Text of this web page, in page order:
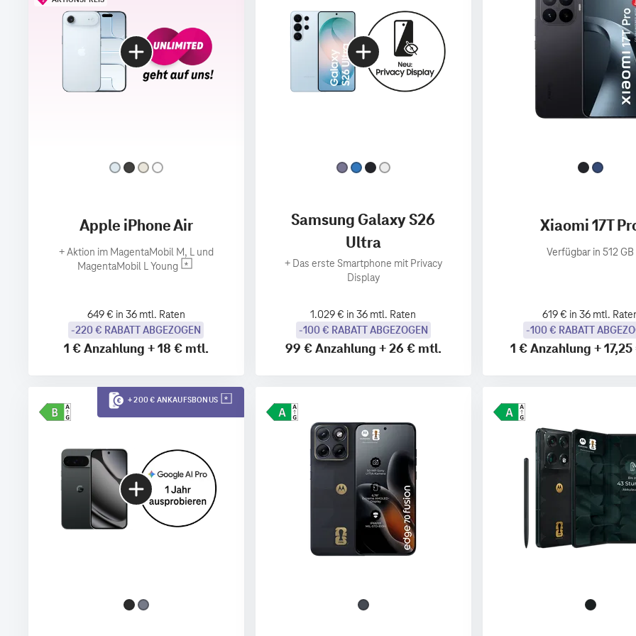
Apple iPhone Air
+Aktion im MagentaMobil M, L und
MagentaMobil L Young
649 € in 36 mtl. Raten
-220 € RABATT ABGEZOGEN
1 €Anzahlung +18 € mtl.
Samsung Galaxy S26
Ultra
+ Das erste Smartphone mit Privacy
Display
1.029 € in 36 mtl. Raten
-100 € RABATT ABGEZOGEN
99 €Anzahlung +26 € mtl.
Xiaomi 17T
Verfügbar in 512 GB
619 € in 36 mtl.
-100 € RABATT
1 €Anzahlung +
+ 200 € ANKAUFSBONUS